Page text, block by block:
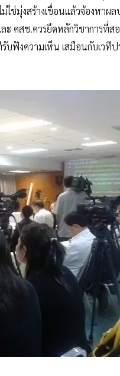
มุ่งสร้างเขื่อนแล้วจ้องหาผ
ะ คสช.ควรยึดหลักวิชาการที่
บฟังความเห็น เสมือนกับเว